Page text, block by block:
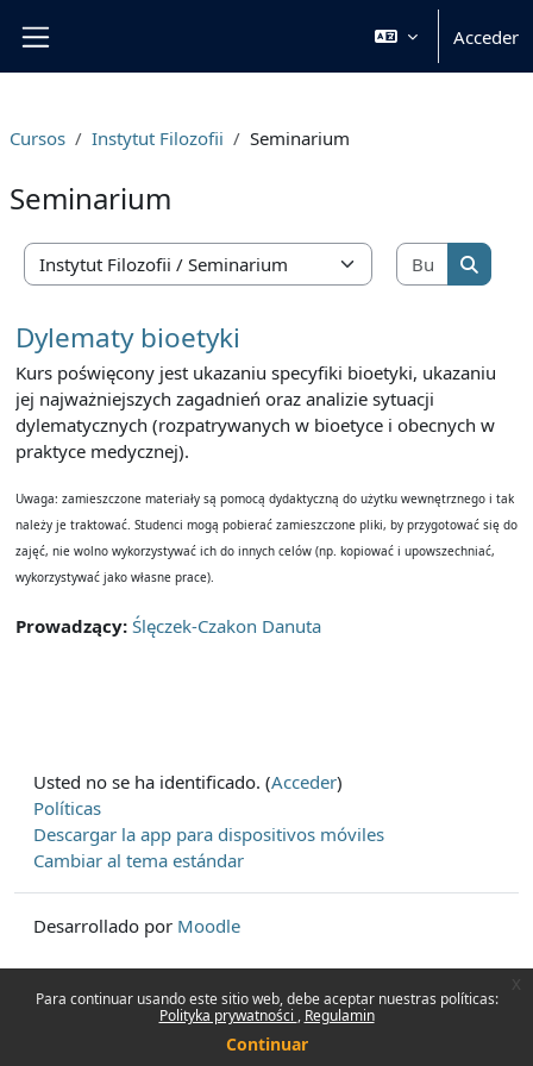
Para continuar usando este sitio web, debe aceptar nuestras políticas:
Polityka prywatności
Regulamin
Continuar
Acceder
Cursos Instytut Filozofii Seminarium
Seminarium
Categorías
Buscar
Buscar
Dylematy bioetyki
Kurs poświęcony jest ukazaniu specyfiki bioetyki, ukazaniu
jej najważniejszych zagadnień oraz analizie sytuacji
dylematycznych (rozpatrywanych w bioetyce i obecnych w
praktyce medycznej).
Uwaga: zamieszczone materiały są pomocą dydaktyczną do użytku wewnętrznego i tak
należy je traktować. Studenci mogą pobierać zamieszczone pliki, by przygotować się do
zajęć, nie wolno wykorzystywać ich do innych celów (np. kopiować i upowszechniać,
wykorzystywać jako własne prace).
Prowadzący: Ślęczek-Czakon Danuta
Usted no se ha identificado. (Acceder)
Políticas
Descargar la app para dispositivos móviles
Cambiar al tema estándar
Desarrollado por Moodle